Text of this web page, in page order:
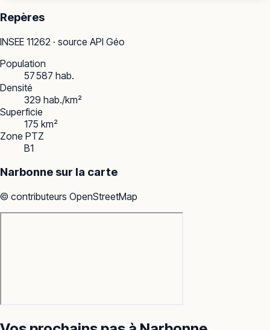
Repères
INSEE 11262 · source API Géo
Population
57 587 hab.
Densité
329 hab./km²
Superficie
175 km²
Zone PTZ
B1
Narbonne sur la carte
© contributeurs OpenStreetMap